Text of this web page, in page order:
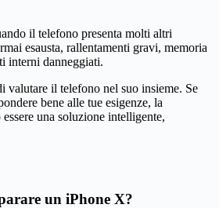
il telefono presenta molti altri
esausta, rallentamenti gravi, memoria
interni danneggiati.
valutare il telefono nel suo insieme. Se
bene alle tue esigenze, la
una soluzione intelligente,
un iPhone X?